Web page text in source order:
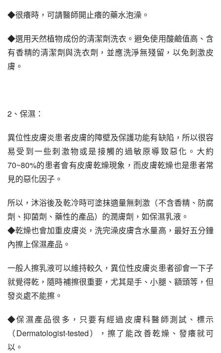
◆很癢時，可請醫師開止癢的藥水泡澡。
◆選用天然植物成份的清潔劑洗衣。避免使用酸鹼值高、含
有香精的清潔劑與洗衣劑，並應洗淨無殘留，以免刺激皮
膚。
2、保濕：
異位性皮膚炎患者皮膚的障壁及保護功能有缺陷，所以很容
易受到一些刺激物或是接觸的過敏原導致惡化。大約
70~80%的患者會有皮膚乾燥現象，而皮膚乾燥也是患者常
見的惡化因子。
所以，沐浴後及乾冷時可塗抹適量無刺激（不含香精、防腐
劑、抑菌劑、藥性的產品）的潤膚劑，如保濕乳液。
◆乾燥也會加重皮膚炎，洗完澡皮膚含水量高，最好五分鐘
內擦上保濕產品。
一般人擦乳液可以維持較久，異位性皮膚炎患者卻會一下子
就覺得乾，隨時補擦很重要，尤其是手、小腿、額頭等，但
發炎處不能擦。
◆保濕產品很多，只要有經過皮膚科醫師測試、標示
（Dermatologist-tested），擦了能改善乾燥、發癢就可
以。